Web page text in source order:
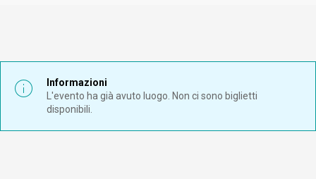
Informazioni
L'evento ha già avuto luogo. Non ci sono biglietti
disponibili.